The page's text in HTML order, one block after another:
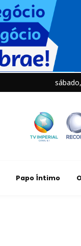
Papo Íntimo